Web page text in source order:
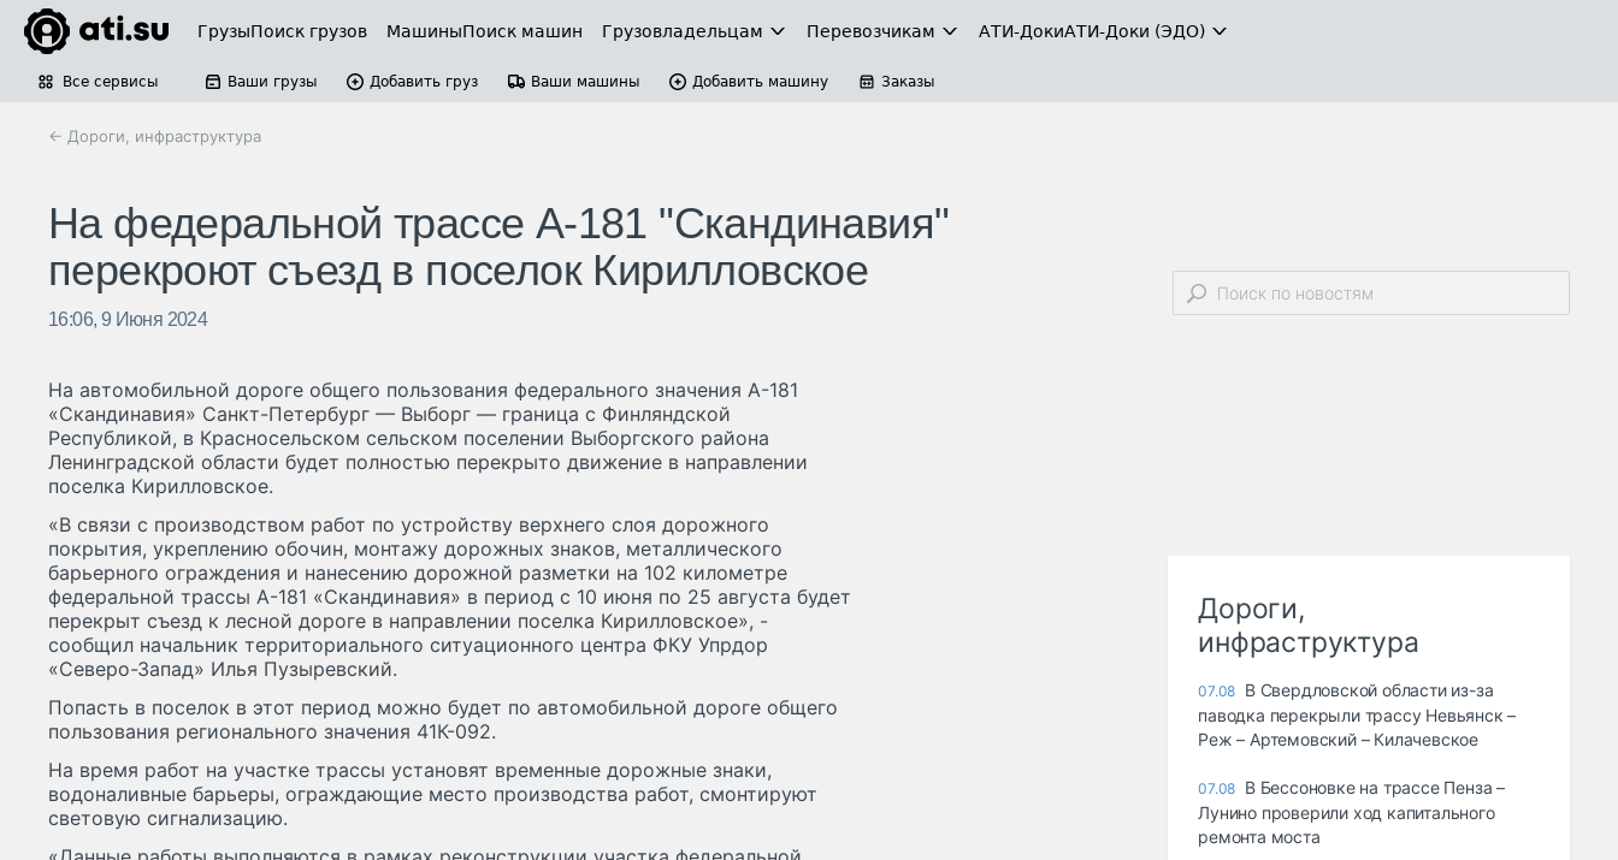
ГрузыПоиск грузов МашиныПоиск машин Грузовладельцам Перевозчикам АТИ-ДокиАТИ-Доки (ЭДО)
Все сервисы Ваши грузы Добавить груз Ваши машины Добавить машину Заказы
← Дороги, инфраструктура
На федеральной трассе А-181 "Скандинавия"
перекроют съезд в поселок Кирилловское
16:06, 9 Июня 2024
На автомобильной дороге общего пользования федерального значения А-181
«Скандинавия» Санкт-Петербург — Выборг — граница с Финляндской
Республикой, в Красносельском сельском поселении Выборгского района
Ленинградской области будет полностью перекрыто движение в направлении
поселка Кирилловское.
«В связи с производством работ по устройству верхнего слоя дорожного
покрытия, укреплению обочин, монтажу дорожных знаков, металлического
барьерного ограждения и нанесению дорожной разметки на 102 километре
федеральной трассы А-181 «Скандинавия» в период с 10 июня по 25 августа будет
перекрыт съезд к лесной дороге в направлении поселка Кирилловское», -
сообщил начальник территориального ситуационного центра ФКУ Упрдор
«Северо-Запад» Илья Пузыревский.
Попасть в поселок в этот период можно будет по автомобильной дороге общего
пользования регионального значения 41К-092.
На время работ на участке трассы установят временные дорожные знаки,
водоналивные барьеры, ограждающие место производства работ, смонтируют
световую сигнализацию.
Дороги,
инфраструктура
07.08 В Свердловской области из-за
паводка перекрыли трассу Невьянск –
Реж – Артемовский – Килачевское
07.08 В Бессоновке на трассе Пенза –
Лунино проверили ход капитального
ремонта моста